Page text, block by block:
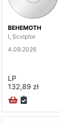
BEHEMOTH
I, Scvlptor
4.09.2026
LP
132,89 zł